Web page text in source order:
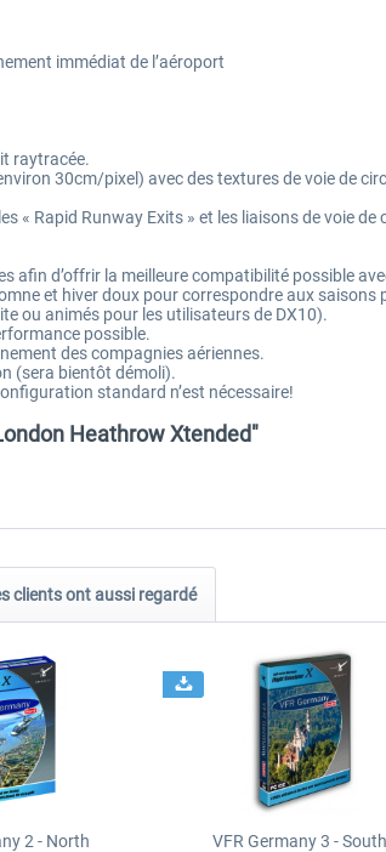
immédiat de l’aéroport
raytracée.
30cm/pixel) avec des textures de voie de
« Rapid Runway Exits » et les liaisons de voie de
afin d’offrir la meilleure compatibilité possible
et hiver doux pour correspondre aux saisons
ou animés pour les utilisateurs de DX10).
possible.
des compagnies aériennes.
(sera bientôt démoli).
standard n’est nécessaire!
Heathrow Xtended"
clients ont aussi regardé
2 - North VFR Germany 3 - South